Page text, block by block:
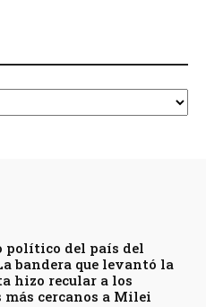
político del país del
bandera que levantó la
hizo recular a los
más cercanos a Milei